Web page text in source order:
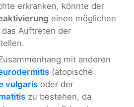
erkranken, könnte der
einen möglichen
Auftreten der
mit anderen
(atopische
vulgaris oder der
zu bestehen, da